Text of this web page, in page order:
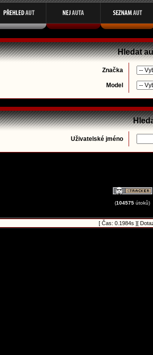
Hledat
Značka
Model
Uživatelské jméno
(104575 útoků)
[ Čas: 0.1984s ][